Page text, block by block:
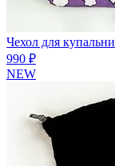
Чехол для
990 ₽
NEW